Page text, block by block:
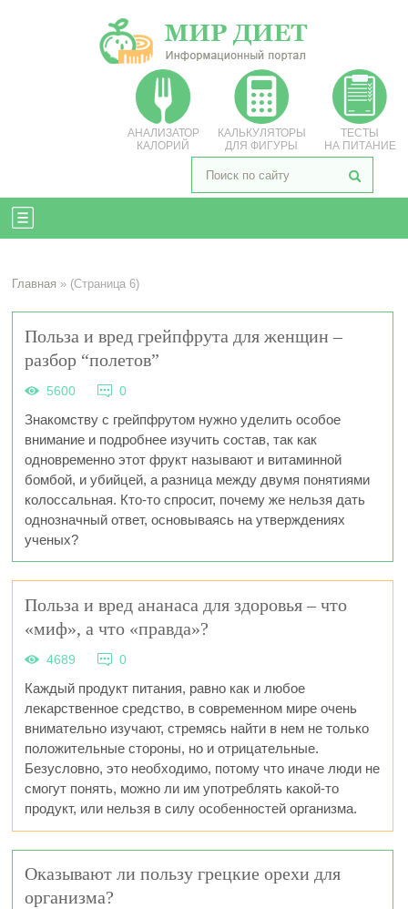
АНАЛИЗАТОР
КАЛОРИЙ
КАЛЬКУЛЯТОРЫ
ДЛЯ ФИГУРЫ
ТЕСТЫ
НА ПИТАНИЕ
Главная » (Страница 6)
Польза и вред грейпфрута для женщин –
разбор “полетов”
5600 0
Знакомству с грейпфрутом нужно уделить особое
внимание и подробнее изучить состав, так как
одновременно этот фрукт называют и витаминной
бомбой, и убийцей, а разница между двумя понятиями
колоссальная. Кто-то спросит, почему же нельзя дать
однозначный ответ, основываясь на утверждениях
ученых?
Польза и вред ананаса для здоровья – что
«миф», а что «правда»?
4689 0
Каждый продукт питания, равно как и любое
лекарственное средство, в современном мире очень
внимательно изучают, стремясь найти в нем не только
положительные стороны, но и отрицательные.
Безусловно, это необходимо, потому что иначе люди не
смогут понять, можно ли им употреблять какой-то
продукт, или нельзя в силу особенностей организма.
Оказывают ли пользу грецкие орехи для
организма?